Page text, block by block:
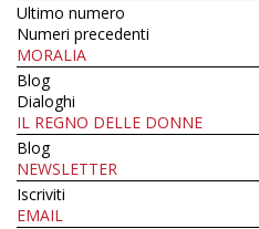
Ultimo numero
Numeri precedenti
MORALIA
Blog
Dialoghi
IL REGNO DELLE DONNE
Blog
NEWSLETTER
Iscriviti
EMAIL